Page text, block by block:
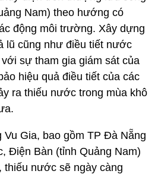
Nam) theo hướng có
động môi trường. Xây dựng
lũ cũng như điều tiết nước
sự tham gia giám sát của
hiệu quả điều tiết của các
ra thiếu nước trong mùa khô
Gia, bao gồm TP Đà Nẵng
Điện Bàn (tỉnh Quảng Nam)
thiếu nước sẽ ngày càng